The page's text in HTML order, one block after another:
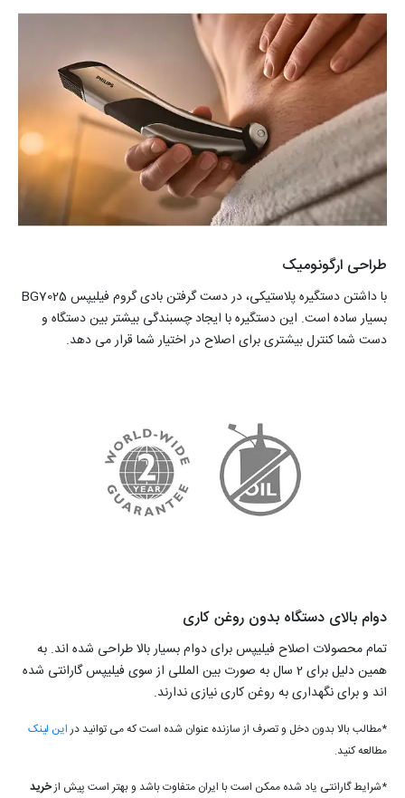
طراحی ارگونومیک
با داشتن دستگیره پلاستیکی، در دست گرفتن بادی گروم فیلیپس BG7025
بسیار ساده است. این دستگیره با ایجاد چسبندگی بیشتر بین دستگاه و
دست شما کنترل بیشتری برای اصلاح در اختیار شما قرار می دهد.
دوام بالای دستگاه بدون روغن کاری
تمام محصولات اصلاح فیلیپس برای دوام بسیار بالا طراحی شده اند. به
همین دلیل برای 2 سال به صورت بین المللی از سوی فیلیپس گارانتی شده
اند و برای نگهداری به روغن کاری نیازی ندارند.
*مطالب بالا بدون دخل و تصرف از سازنده عنوان شده است که می توانید در این لینک
مطالعه کنید.
*شرایط گارانتی یاد شده ممکن است با ایران متفاوت باشد و بهتر است پیش ازخرید